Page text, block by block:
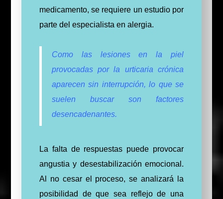
medicamento, se requiere un estudio por
parte del especialista en alergia.
Como las lesiones en la piel
provocadas por la urticaria crónica
aparecen sin interrupción, lo que se
suelen buscar son factores
desencadenantes.
La falta de respuestas puede provocar
angustia y desestabilización emocional.
Al no cesar el proceso, se analizará la
posibilidad de que sea reflejo de una